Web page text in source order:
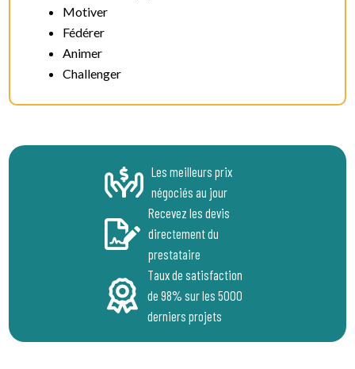
Motiver
Fédérer
Animer
Challenger
Les meilleurs prix
négociés au jour
Recevez les devis
directement du
prestataire
Taux de satisfaction
de 98% sur les 5000
derniers projets